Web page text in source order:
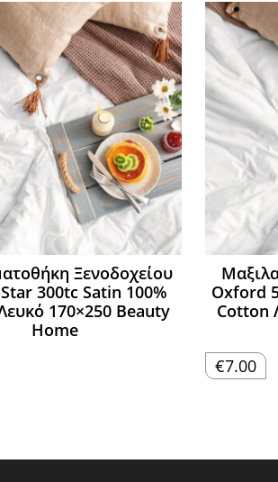
Ξενοδοχείου
300tc Satin 100%
170×250 Beauty
Home
Oxford
Cotton
€7.00